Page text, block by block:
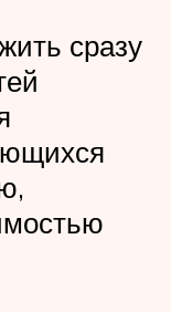
сразу